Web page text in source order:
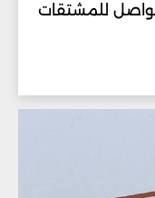
للمشتقات